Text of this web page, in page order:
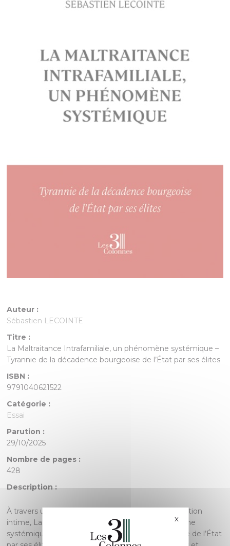
Auteur :
Sébastien LECOINTE
Titre :
La Maltraitance Intrafamiliale, un phénomène systémique –
Tyrannie de la décadence bourgeoise de l’État par ses élites
ISBN :
9791040621522
Catégorie :
Essai
Parution :
29/10/2025
Nombre de pages :
428
Description :
À travers une enquête rigoureuse et une introspection
intime, La Maltraitance Intrafamiliale, un phénomène
systémique – Tyrannie de la décadence bourgeoise de l’État
XMasquer le